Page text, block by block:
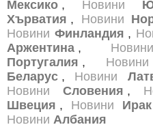
Мексико , Новини
Хърватия , Новини
Новини Финландия ,
Аржентина , Новини
Португалия , Новини
Беларус , Новини
Новини
Словения ,
Швеция , Новини Ирак
Новини Албания